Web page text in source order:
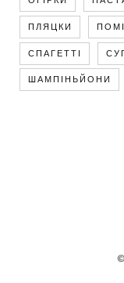
ПЛЯЦКИ
СПАГЕТТІ
ШАМПІНЬЙОНИ